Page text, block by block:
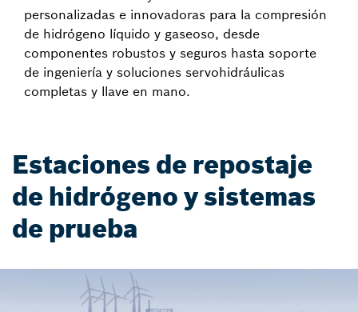
personalizadas e innovadoras para la compresión
de hidrógeno líquido y gaseoso, desde
componentes robustos y seguros hasta soporte
de ingeniería y soluciones servohidráulicas
completas y llave en mano.
Estaciones de repostaje
de hidrógeno y sistemas
de prueba